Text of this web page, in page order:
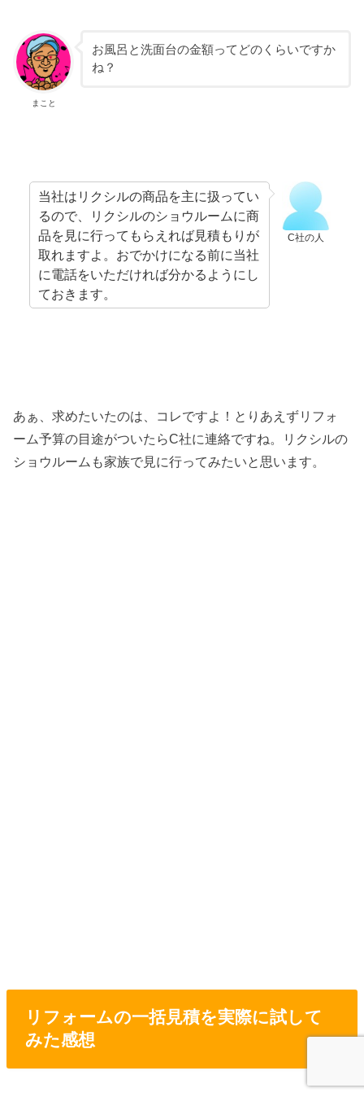
まこと
お風呂と洗面台の金額ってどのくらいですか
ね？
C社の人
当社はリクシルの商品を主に扱ってい
るので、リクシルのショウルームに商
品を見に行ってもらえれば見積もりが
取れますよ。おでかけになる前に当社
に電話をいただければ分かるようにし
ておきます。
あぁ、求めたいたのは、コレですよ！とりあえずリフォ
ーム予算の目途がついたらC社に連絡ですね。リクシルの
ショウルームも家族で見に行ってみたいと思います。
リフォームの一括見積を実際に試して
みた感想